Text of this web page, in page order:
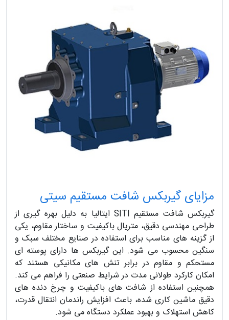
مزایای گیربکس شافت مستقیم سیتی
گیربکس شافت مستقیم SITI ایتالیا به دلیل بهره گیری از
طراحی مهندسی دقیق، متریال باکیفیت و ساختار مقاوم، یکی
از گزینه های مناسب برای استفاده در صنایع مختلف سبک و
سنگین محسوب می شود. این گیربکس ها دارای پوسته ای
مستحکم و مقاوم در برابر تنش های مکانیکی هستند که
امکان کارکرد طولانی مدت در شرایط صنعتی را فراهم می کند.
همچنین استفاده از شافت های باکیفیت و چرخ دنده های
دقیق ماشین کاری شده، باعث افزایش راندمان انتقال قدرت،
کاهش استهلاک و بهبود عملکرد دستگاه می شود.